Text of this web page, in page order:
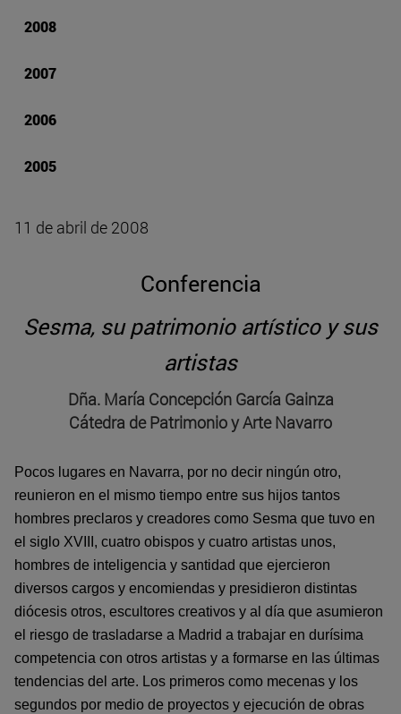
2008
2007
2006
2005
11 de abril de 2008
Conferencia
Sesma, su patrimonio artístico y sus
artistas
Dña. María Concepción García Gainza
Cátedra de Patrimonio y Arte Navarro
Pocos lugares en Navarra, por no decir ningún otro,
reunieron en el mismo tiempo entre sus hijos tantos
hombres preclaros y creadores como Sesma que tuvo en
el siglo XVIII, cuatro obispos y cuatro artistas unos,
hombres de inteligencia y santidad que ejercieron
diversos cargos y encomiendas y presidieron distintas
diócesis otros, escultores creativos y al día que asumieron
el riesgo de trasladarse a Madrid a trabajar en durísima
competencia con otros artistas y a formarse en las últimas
tendencias del arte. Los primeros como mecenas y los
segundos por medio de proyectos y ejecución de obras